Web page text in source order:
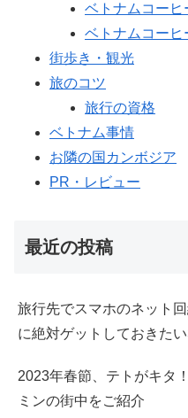
ベトナムコーヒ
ベトナムコーヒ
街歩き・観光
旅のコツ
旅行の資格
ベトナム事情
お隣の国カンボジア
PR・レビュー
最近の投稿
旅行先でスマホのネット
に絶対ゲットしておきた
2023年春節、テトがキタ
ミンの街中をご紹介